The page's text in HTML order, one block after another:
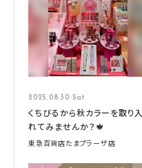
2025.08.30 Sat
くちびるから秋カラーを取り入
れてみませんか？🍁
東急百貨店たまプラーザ店